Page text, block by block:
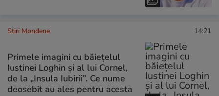
Stiri Mondene 14:21
Primele imagini cu băiețelul
Iustinei Loghin și al lui Cornel,
de la „Insula Iubirii”. Ce nume
deosebit au ales pentru acesta